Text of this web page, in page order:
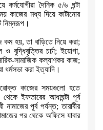
কর্মযোগীরা দৈনিক ৫/৬ ঘন্টা
কাজের মধ্য দিয়ে কাটানোর
নিম্নরূপ।
কম হয়,তা বাড়িতে নিয়ে করা;
বুদ্ধিবৃত্তির চর্চা;ইয়োগা,
সামাজিক কল্যাণকর কাজ;
ধর্মসভা করা ইত্যাদি।
কাজের সময়গুলো হতে
ইফতারের আধাঘন্টা পূর্ব
নামাজের পূর্ব পর্যন্ত;তারাবীর
পর থেকে অফিসে যাবার